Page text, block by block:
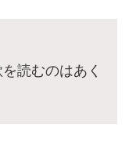
読むのはあく